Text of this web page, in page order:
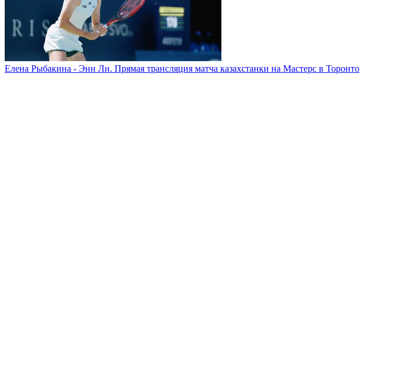
Елена Рыбакина - Энн Ли. Прямая трансляция матча казахстанки на Мастерс в Торонто